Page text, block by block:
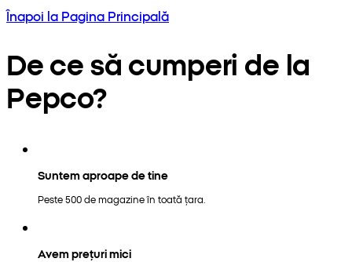
Înapoi la Pagina Principală
De ce să cumperi de la
Pepco?
Suntem aproape de tine
Peste 500 de magazine în toată țara.
Avem prețuri mici